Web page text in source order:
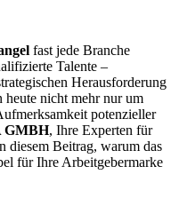
fast jede Branche
Talente –
Herausforderung
heute nicht mehr nur um
potenzieller
, Ihre Experten für
diesem Beitrag, warum das
für Ihre Arbeitgebermarke